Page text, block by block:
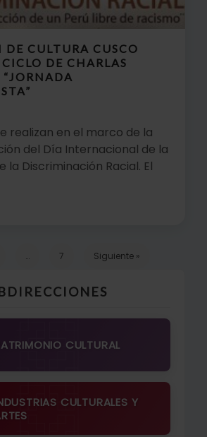
DE CULTURA CUSCO
DE CHARLAS
realizan en el marco de la
del Día Internacional de la
la Discriminación Racial. El
… 7 Siguiente »
CULTURAL
CULTURALES Y